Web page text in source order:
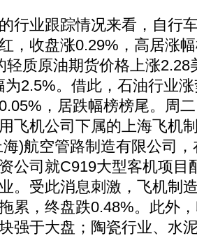
业跟踪情况来看，自行
，收盘涨0.29%，高居涨
轻质原油期货价格上涨2.28
为2.5%。借此，石油行业
，居跌幅榜榜尾。周
飞机公司下属的上海飞机
)航空管路制造有限公司
公司就C919大型客机项目
。受此消息刺激，飞机制
累，终盘跌0.48%。此外
强于大盘；陶瓷行业、水